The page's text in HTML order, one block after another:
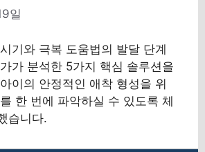
일
기와 극복 도움법의 발달 단계
가 분석한 5가지 핵심 솔루션을
이의 안정적인 애착 형성을 위
한 번에 파악하실 수 있도록 체
습니다.